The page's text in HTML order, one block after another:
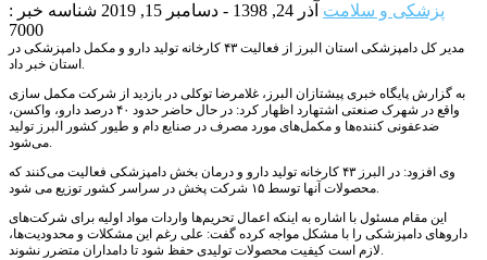
پزشکی و سلامت آذر 24, 1398 - دسامبر 15, 2019
شناسه خبر :
7000
مدیر کل دامپزشکی استان البرز از فعالیت ۴۳ کارخانه تولید دارو و مکمل دامپزشکی در
استان خبر داد.
به گزارش پایگاه خبری پیشتازان البرز، غلامرضا توکلی در بازدید از شرکت مکمل سازی
واقع در شهرک صنعتی اشتهارد اظهار کرد: در حال حاضر حدود ۴۰ درصد دارو، واکسن،
ضدعفونی کننده‌ها و مکمل‌های مورد مصرف در صنایع دام و طیور کشور البرز تولید
می‌شود.
وی افزود:‌ در البرز ۴۳ کارخانه تولید دارو و درمان بخش دامپزشکی فعالیت می‌کنند که
محصولات آنها توسط ۱۵ شرکت پخش در سراسر کشور توزیع می شود.
این مقام مسئول با اشاره به اینکه اعمال تحریم‌ها واردات مواد اولیه برای شرکت‌های
داروهای دامپزشکی را با مشکل مواجه کرده گفت: علی رغم این مشکلات و محدودیت‌ها،
لازم است کیفیت محصولات تولیدی حفظ شود تا دامداران متضرر نشوند.